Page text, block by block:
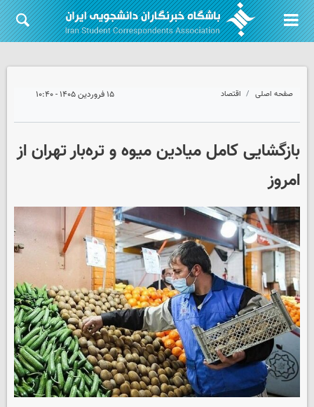
صفحه اصلی اقتصاد ۱۵ فروردین ۱۴۰۵ - ۱۰:۴۰
بازگشایی کامل میادین میوه و تره‌بار تهران از
امروز